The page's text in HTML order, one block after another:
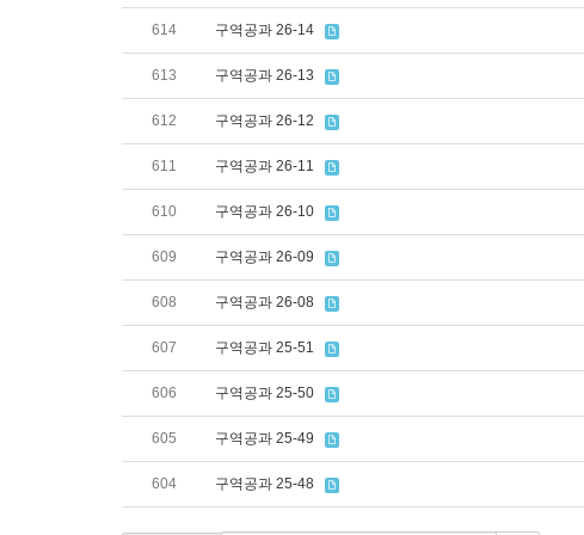
614 구역공과 26-14
613 구역공과 26-13
612 구역공과 26-12
611 구역공과 26-11
610 구역공과 26-10
609 구역공과 26-09
608 구역공과 26-08
607 구역공과 25-51
606 구역공과 25-50
605 구역공과 25-49
604 구역공과 25-48